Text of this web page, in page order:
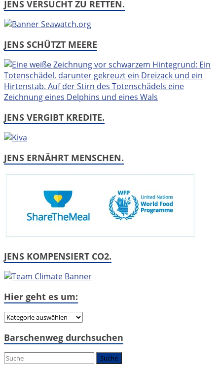
JENS VERSUCHT ZU RETTEN.
JENS SCHÜTZT MEERE
JENS VERGIBT KREDITE.
JENS ERNÄHRT MENSCHEN.
JENS KOMPENSIERT CO2.
Hier geht es um:
Hier
es
Barschenweg durchsuchen